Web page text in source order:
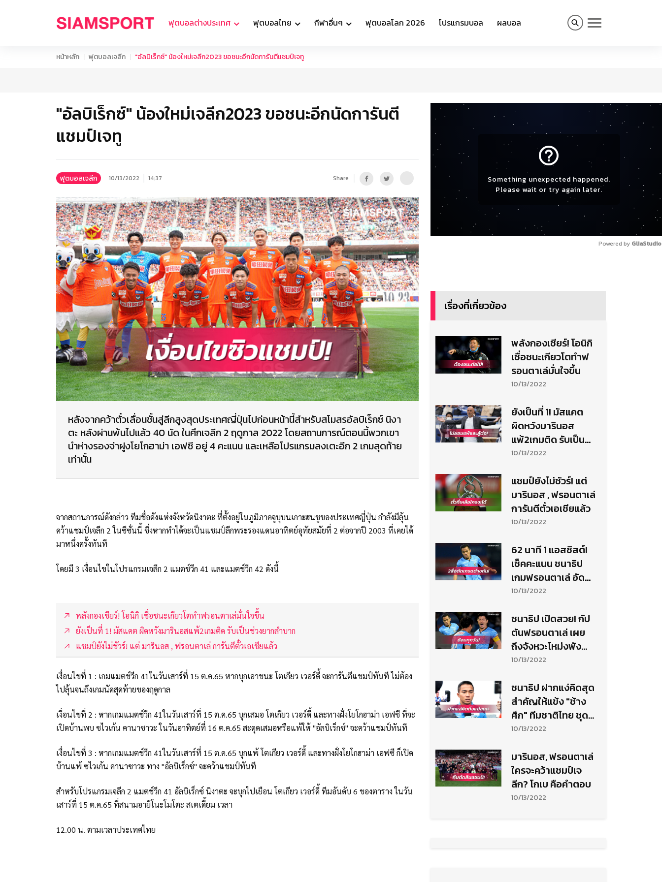
ฟุตบอลต่างประเทศ ฟุตบอลไทย กีฬาอื่นๆ ฟุตบอลโลก 2026 โปรแกรมบอล ผลบอล
หน้าหลัก ฟุตบอลเจลีก "อัลบิเร็กซ์" น้องใหม่เจลีก2023 ขอชนะอีกนัดการันตีแชมป์เจทู
"อัลบิเร็กซ์" น้องใหม่เจลีก2023 ขอชนะอีกนัดการันตี
แชมป์เจทู
ฟุตบอลเจลีก 10/13/2022 14:37 Share
หลังจากคว้าตั๋วเลื่อนชั้นสู่ลีกสูงสุดประเทศญี่ปุ่นไปก่อนหน้านี้สำหรับสโมสรอัลบิเร็กซ์ นิงา
ตะ หลังผ่านพ้นไปแล้ว 40 นัด ในศึกเจลีก 2 ฤดูกาล 2022 โดยสถานการณ์ตอนนี้พวกเขา
นำห่างรองจ่าฝูงโยโกฮาม่า เอฟซี อยู่ 4 คะแนน และเหลือโปรแกรมลงเตะอีก 2 เกมสุดท้าย
เท่านั้น
จากสถานการณ์ดังกล่าว ทีมชื่อดังแห่งจังหวัดนิงาตะ ที่ตั้งอยู่ในภูมิภาคจูบุบนเกาะฮนชูของประเทศญี่ปุ่น กำลังมีลุ้น
คว้าแชมป์เจลีก 2 ในซีซั่นนี้ ซึ่งหากทำได้จะเป็นแชมป์ลีกพระรองแดนอาทิตย์อุทัยสมัยที่ 2 ต่อจากปี 2003 ที่เคยได้
มาหนึ่งครั้งทันที
โดยมี 3 เงื่อนไขในโปรแกรมเจลีก 2 แมตช์วีก 41 และแมตช์วีก 42 ดังนี้
พลังกองเชียร์! โอนิกิ เชื่อชนะเกียวโตทำฟรอนตาเล่มั่นใจขึ้น
ยังเป็นที่ 1! มัสแคต ผิดหวังมารินอสแพ้2เกมติด รับเป็นช่วงยากลำบาก
แชมป์ยังไม่ชัวร์! แต่ มารินอส , ฟรอนตาเล่ การันตีตั๋วเอเชียแล้ว
เงื่อนไขที่ 1 : เกมแมตช์วีก 41ในวันเสาร์ที่ 15 ต.ค.65 หากบุกเอาชนะ โตเกียว เวอร์ดี้ จะการันตีแชมป์ทันที ไม่ต้อง
ไปลุ้นจนถึงเกมนัดสุดท้ายของฤดูกาล
เงื่อนไขที่ 2 : หากเกมแมตช์วีก 41ในวันเสาร์ที่ 15 ต.ค.65 บุกเสมอ โตเกียว เวอร์ดี้ และทางฝั่งโยโกฮาม่า เอฟซี ที่จะ
เปิดบ้านพบ ซไวเก้น คานาซาวะ ในวันอาทิตย์ที่ 16 ต.ค.65 สะดุดเสมอหรือแพ้ให้ "อัลบิเร็กซ์" จะคว้าแชมป์ทันที
เงื่อนไขที่ 3 : หากเกมแมตช์วีก 41ในวันเสาร์ที่ 15 ต.ค.65 บุกแพ้ โตเกียว เวอร์ดี้ และทางฝั่งโยโกฮาม่า เอฟซี ก็เปิด
บ้านแพ้ ซไวเก้น คานาซาวะ ทาง "อัลบิเร็กซ์" จะคว้าแชมป์ทันที
สำหรับโปรแกรมเจลีก 2 แมตช์วีก 41 อัลบิเร็กซ์ นิงาตะ จะบุกไปเยือน โตเกียว เวอร์ดี้ ทีมอันดับ 6 ของตาราง ในวัน
เสาร์ที่ 15 ต.ค.65 ที่สนามอายิโนะโมโตะ สเตเดี้ยม เวลา
12.00 น. ตามเวลาประเทศไทย
help_outline
Something unexpected happened.
Please wait or try again later.
Powered by
เรื่องที่เกี่ยวข้อง
พลังกองเชียร์! โอนิกิ
เชื่อชนะเกียวโตทำฟ
รอนตาเล่มั่นใจขึ้น
10/13/2022
ยังเป็นที่ 1! มัสแคต
ผิดหวังมารินอส
แพ้2เกมติด รับเป็น
ช่วงยากลำบาก
10/13/2022
แชมป์ยังไม่ชัวร์! แต่
มารินอส , ฟรอนตาเล่
การันตีตั๋วเอเชียแล้ว
10/13/2022
62 นาที 1 แอสซิสต์!
เช็คคะแนน ชนาธิป
เกมฟรอนตาเล่ อัด
เกียวโต
10/13/2022
ชนาธิป เปิดสวย! กัป
ตันฟรอนตาเล่ เผย
ถึงจังหวะโหม่งพัง
ประตูใส่ เกียวโต
10/13/2022
ชนาธิป ฝากแง่คิดสุด
สำคัญให้แข้ง "ช้าง
ศึก" ทีมชาติไทย ชุด
เยาวชน
10/13/2022
มารินอส, ฟรอนตาเล่
ใครจะคว้าแชมป์เจ
ลีก? โกเบ คือคำตอบ
10/13/2022